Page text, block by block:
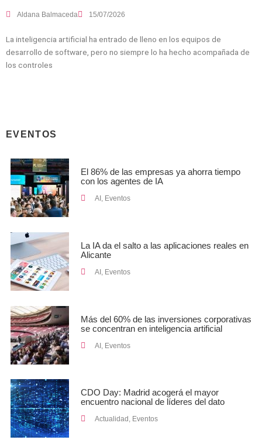
Aldana Balmaceda 15/07/2026
La inteligencia artificial ha entrado de lleno en los equipos de
desarrollo de software, pero no siempre lo ha hecho acompañada de
los controles
EVENTOS
El 86% de las empresas ya ahorra tiempo
con los agentes de IA
AI , Eventos
La IA da el salto a las aplicaciones reales en
Alicante
AI, Eventos
Más del 60% de las inversiones corporativas
se concentran en inteligencia artificial
AI Eventos
CDO Day: Madrid acogerá el mayor
encuentro nacional de líderes del dato
Actualidad , Eventos